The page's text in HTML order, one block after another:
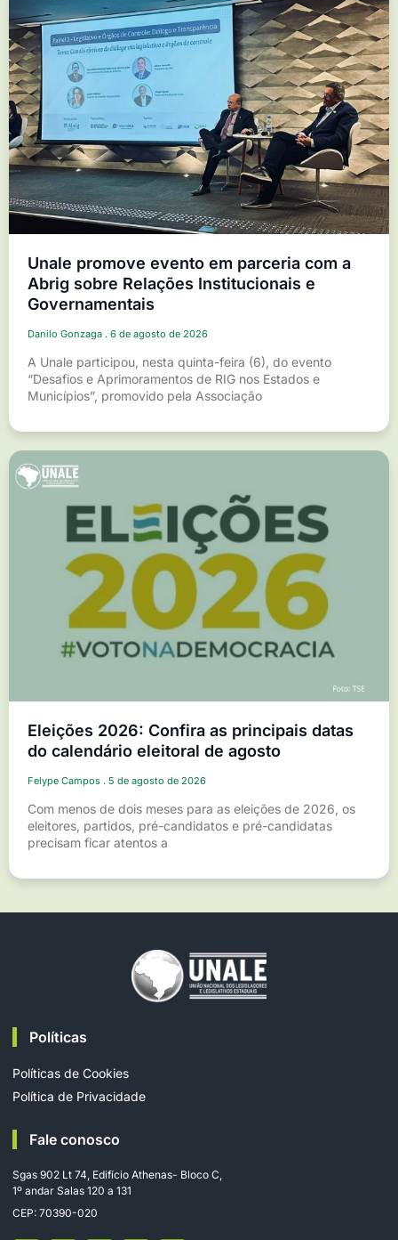
Unale promove evento em parceria com a
Abrig sobre Relações Institucionais e
Governamentais
Danilo Gonzaga 6 de agosto de 2026
A Unale participou, nesta quinta-feira (6), do evento
“Desafios e Aprimoramentos de RIG nos Estados e
Municípios”, promovido pela Associação
Eleições 2026: Confira as principais datas
do calendário eleitoral de agosto
Felype Campos 5 de agosto de 2026
Com menos de dois meses para as eleições de 2026, os
eleitores, partidos, pré-candidatos e pré-candidatas
precisam ficar atentos a
Políticas
Políticas de Cookies
Política de Privacidade
Fale conosco
Sgas 902 Lt 74, Edifício Athenas- Bloco C,
1º andar Salas 120 a 131
CEP: 70390-020